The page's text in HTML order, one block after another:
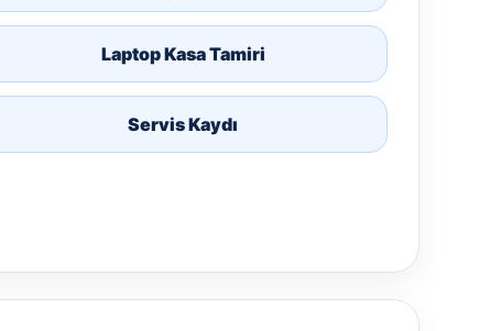
Laptop Kasa Tamiri
Servis Kaydı